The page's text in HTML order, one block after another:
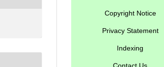
Copyright Notice
Privacy Statement
Indexing